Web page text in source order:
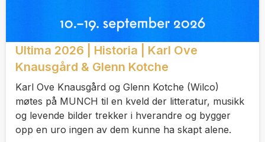
Ultima 2026 | Historia | Karl Ove
Knausgård & Glenn Kotche
Karl Ove Knausgård og Glenn Kotche (Wilco)
møtes på MUNCH til en kveld der litteratur, musikk
og levende bilder trekker i hverandre og bygger
opp en uro ingen av dem kunne ha skapt alene.